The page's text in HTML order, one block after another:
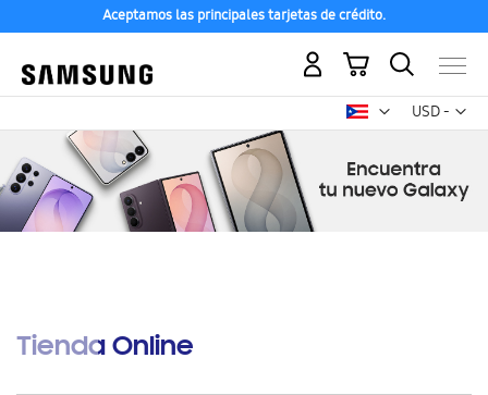
Aceptamos las principales tarjetas de crédito.
USD -
dólar
Mi carrito
Tienda Online